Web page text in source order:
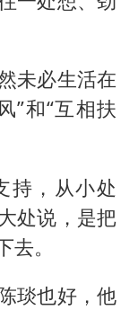
未必生活在
”和“互相扶
持，从小处
处说，是把
。
琰也好，他